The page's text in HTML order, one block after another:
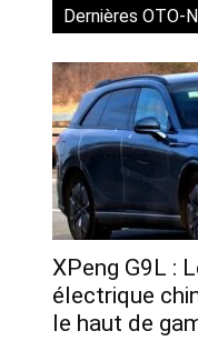
Dernières OTO-
XPeng G9L :
électrique
le haut de